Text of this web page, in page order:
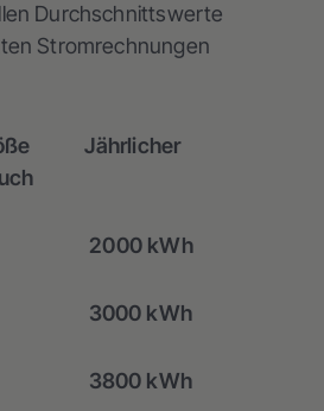
Durchschnittswerte
Stromrechnungen
Jährlicher
2000 kWh
3000 kWh
3800 kWh